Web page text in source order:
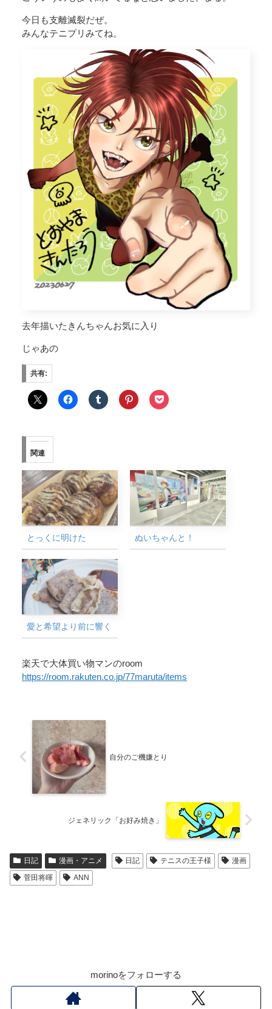
今日も支離滅裂だぜ。
みんなテニプリみてね。
去年描いたきんちゃんお気に入り
じゃあの
共有:
関連
とっくに明けた ぬいちゃんと！
愛と希望より前に響く
楽天で大体買い物マンのroom
https://room.rakuten.co.jp/77maruta/items
自分のご機嫌とり
ジェネリック「お好み焼き」
日記 漫画・アニメ 日記 テニスの王子様
漫画
菅田将暉
ANN
morinoをフォローする